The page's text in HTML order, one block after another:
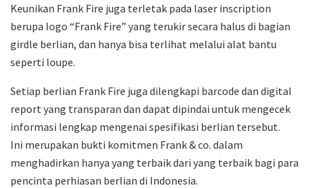
Keunikan Frank Fire juga terletak pada laser inscription
berupa logo “Frank Fire” yang terukir secara halus di bagian
girdle berlian, dan hanya bisa terlihat melalui alat bantu
seperti loupe.
Setiap berlian Frank Fire juga dilengkapi barcode dan digital
report yang transparan dan dapat dipindai untuk mengecek
informasi lengkap mengenai spesifikasi berlian tersebut.
Ini merupakan bukti komitmen Frank & co. dalam
menghadirkan hanya yang terbaik dari yang terbaik bagi para
pencinta perhiasan berlian di Indonesia.